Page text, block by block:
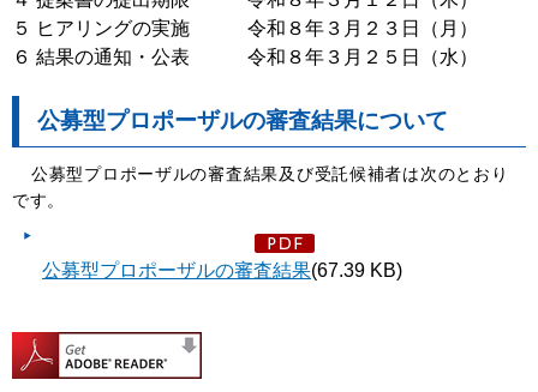
５ ヒアリングの実施 令和８年３月２３日（月）
６ 結果の通知・公表 令和８年３月２５日（水）
公募型プロポーザルの審査結果について
公募型プロポーザルの審査結果及び受託候補者は次のとおり
です。
公募型プロポーザルの審査結果(67.39 KB)